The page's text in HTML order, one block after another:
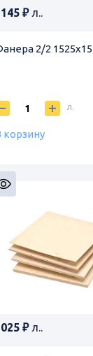
₽л..
2/2
л.
корзину
₽л..